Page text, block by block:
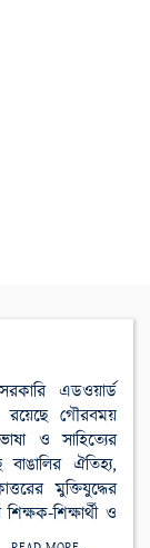
এডওয়ার্ড
রয়েছে গৌরবময়
ও সাহিত্যের
ঐতিহ্য,
মুক্তিযুদ্ধের
শিক্ষার্থী ও